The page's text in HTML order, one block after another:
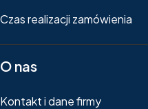
Czas realizacji zamówienia
O nas
Kontakt i dane firmy